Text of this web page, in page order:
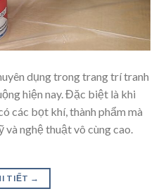
dụng trong trang trí tranh
hiện nay. Đặc biệt là khi
các bọt khí, thành phẩm mà
và nghệ thuật vô cùng cao.
TIẾT →